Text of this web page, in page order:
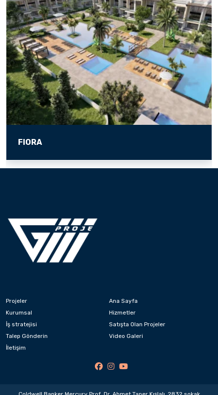
FIORA
Projeler
Ana Sayfa
Kurumsal
Hizmetler
İş stratejisi
Satışta Olan Projeler
Talep Gönderin
Video Galeri
İletişim